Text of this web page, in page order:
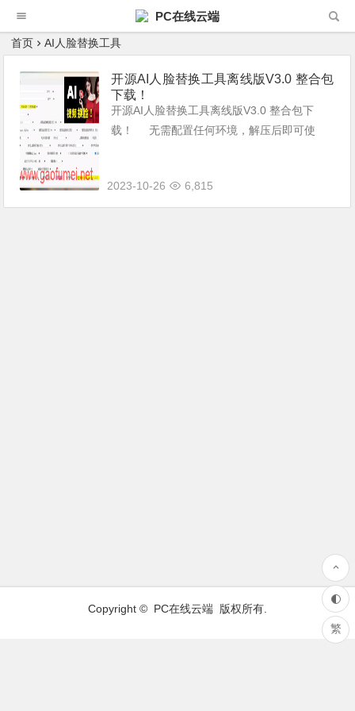
PC在线云端
首页 AI人脸替换工具
开源AI人脸替换工具离线版V3.0 整合包
下载！
开源AI人脸替换工具离线版V3.0 整合包下
载！ 无需配置任何环境，解压后即可使
PU和GPU...
2023-10-26 6,815
Copyright © PC在线云端 版权所有.
繁